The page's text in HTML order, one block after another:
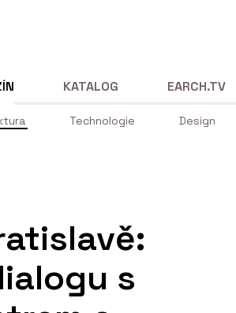
Technologie Design
KATALOG EARCH.TV
s